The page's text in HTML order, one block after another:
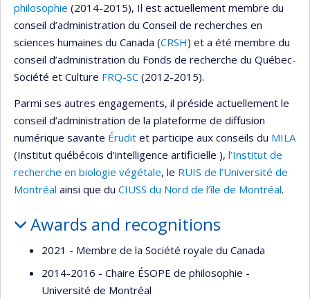
philosophie (2014-2015), Il est actuellement membre du
conseil d’administration du Conseil de recherches en
sciences humaines du Canada (CRSH) et a été membre du
conseil d’administration du Fonds de recherche du Québec-
Société et Culture FRQ-SC (2012-2015).
Parmi ses autres engagements, il préside actuellement le
conseil d’administration de la plateforme de diffusion
numérique savante Érudit et participe aux conseils du MILA
(Institut québécois d’intelligence artificielle ), l’Institut de
recherche en biologie végétale, le RUIS de l’Université de
Montréal ainsi que du CIUSS du Nord de l’île de Montréal.
Awards and recognitions
2021 - Membre de la Société royale du Canada
2014-2016 - Chaire ÉSOPE de philosophie -
Université de Montréal